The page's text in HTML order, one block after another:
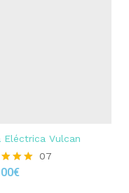
Eléctrica Vulcan
07
€